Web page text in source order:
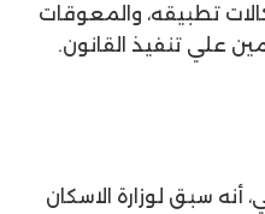
تطبيقه، والمعوقات
علي تنفيذ القانون.
أنه سبق لوزارة الاسكان